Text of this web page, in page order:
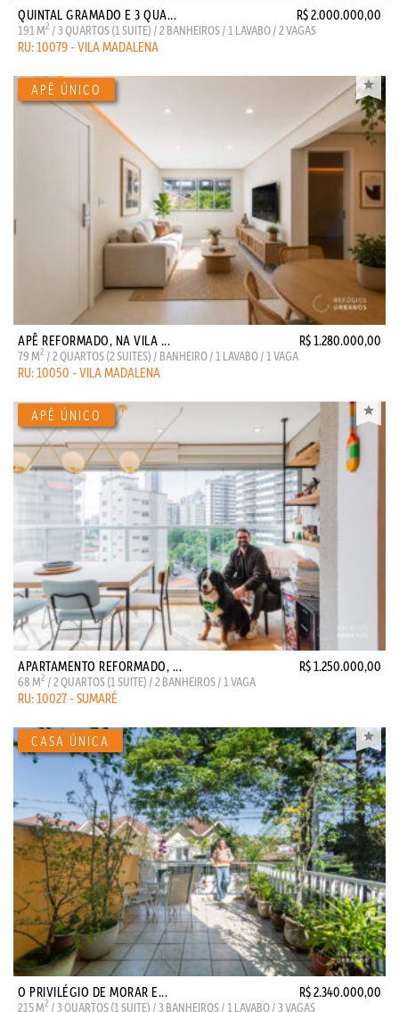
QUINTAL GRAMADO E 3 QUA... R$ 2.000.000,00
191 M2 / 3 QUARTOS (1 SUITE) / 2 BANHEIROS / 1 LAVABO / 2 VAGAS
RU: 10079 - VILA MADALENA
APÊ REFORMADO, NA VILA ... R$ 1.280.000,00
79 M2 / 2 QUARTOS (2 SUITES) / BANHEIRO / 1 LAVABO / 1 VAGA
RU: 10050 - VILA MADALENA
APARTAMENTO REFORMADO, ... R$ 1.250.000,00
68 M2 / 2 QUARTOS (1 SUITE) / 2 BANHEIROS / 1 VAGA
RU: 10027 - SUMARÉ
O PRIVILÉGIO DE MORAR E... R$ 2.340.000,00
215 M2 / 3 QUARTOS (1 SUITE) / 3 BANHEIROS / 1 LAVABO / 3 VAGAS